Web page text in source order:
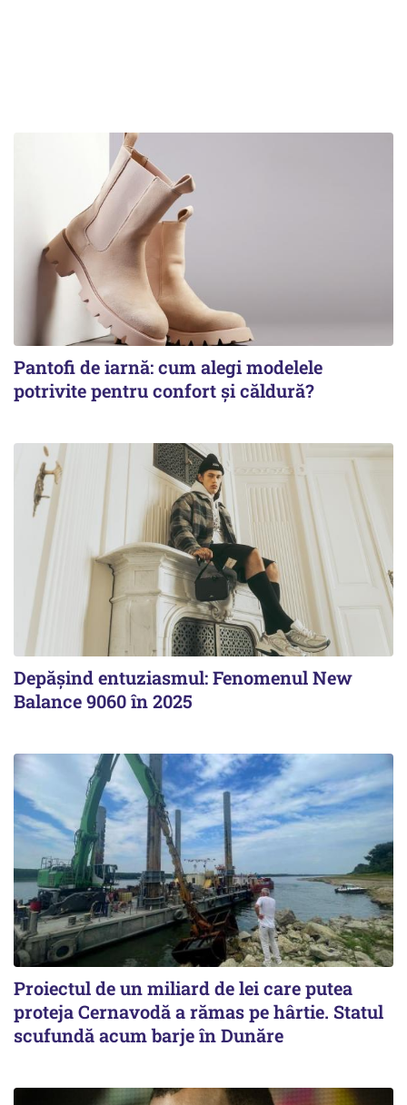
Pantofi de iarnă: cum alegi modelele
potrivite pentru confort și căldură?
Depășind entuziasmul: Fenomenul New
Balance 9060 în 2025
Proiectul de un miliard de lei care putea
proteja Cernavodă a rămas pe hârtie. Statul
scufundă acum barje în Dunăre